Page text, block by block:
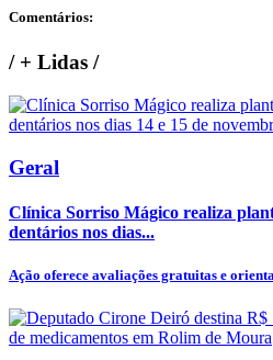
Comentários:
/+ Lidas /
Geral
Clínica Sorriso Mágico realiza
dentários nos dias...
Ação oferece avaliações gratuitas e